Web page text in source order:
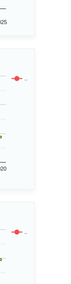
..
..